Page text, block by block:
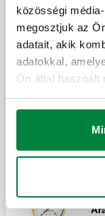
közösségi
megosztjuk az
adatait, akik
adatokkal,
Ön által használt
Nyomásmérők